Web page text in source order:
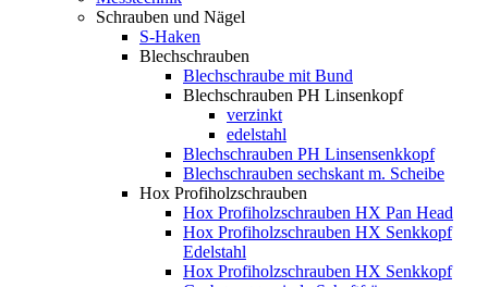
Schrauben und Nägel
S-Haken
Blechschrauben
Blechschraube mit Bund
Blechschrauben PH Linsenkopf
verzinkt
edelstahl
Blechschrauben PH Linsensenkkopf
Blechschrauben sechskant m. Scheibe
Hox Profiholzschrauben
Hox Profiholzschrauben HX Pan Head
Hox Profiholzschrauben HX Senkkopf
Edelstahl
Hox Profiholzschrauben HX Senkkopf